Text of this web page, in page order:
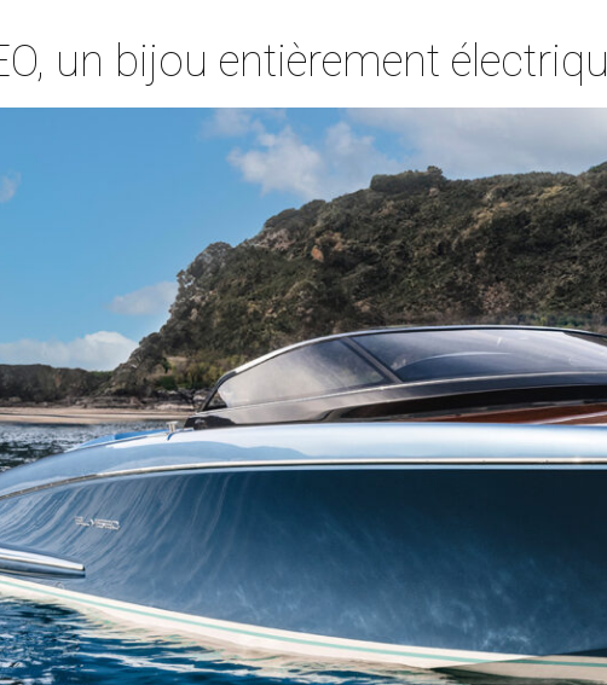
un bijou entièrement